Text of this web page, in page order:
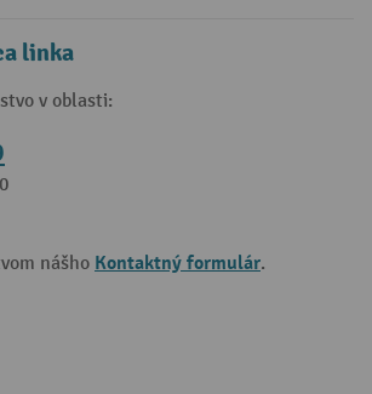
linka
v oblasti:
nášho Kontaktný formulár.